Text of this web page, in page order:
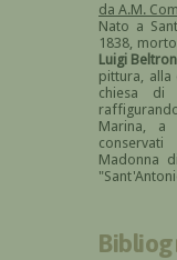
da A.M.
Nato a
1838,
Luigi
pittura, alla
chiesa di
Marina, a
Madonna